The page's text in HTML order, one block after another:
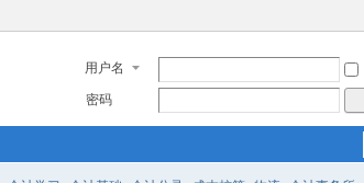
用户名
密码